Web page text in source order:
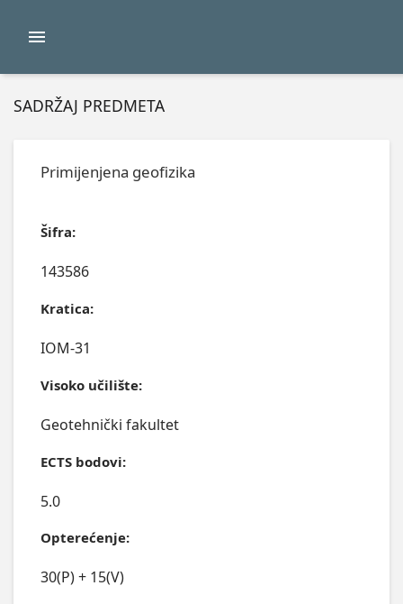
SADRŽAJ PREDMETA
Primijenjena geofizika
Šifra:
143586
Kratica:
IOM-31
Visoko učilište:
Geotehnički fakultet
ECTS bodovi:
5.0
Opterećenje:
30(P) + 15(V)